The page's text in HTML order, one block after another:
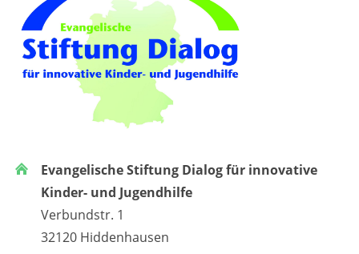
Evangelische Stiftung Dialog für innovative
Kinder- und Jugendhilfe
Verbundstr. 1
32120 Hiddenhausen